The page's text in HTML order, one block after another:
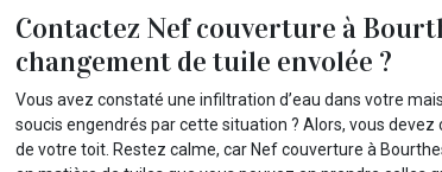
Contactez Nef couverture à
changement de tuile envolée ?
Vous avez constaté une infiltration d’eau dans votre
soucis engendrés par cette situation ? Alors, vous
de votre toit. Restez calme, car Nef couverture à